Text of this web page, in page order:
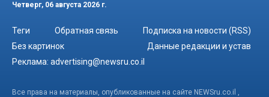
Четверг, 06 августа 2026 г.
Теги Обратная связь
Подписка на новости (RSS)
Без картинок
Данные редакции и устав
Реклама: advertising@newsru.co.il
Все права на материалы, опубликованные на сайте NEWSru.co.il ,